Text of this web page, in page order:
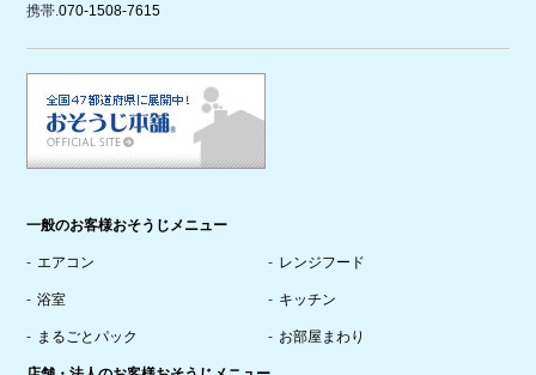
携帯.070-1508-7615
一般のお客様おそうじメニュー
エアコン レンジフード
浴室 キッチン
まるごとパック お部屋まわり